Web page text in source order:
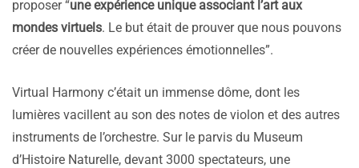
proposer “une expérience unique associant l’art aux
mondes virtuels. Le but était de prouver que nous pouvons
créer de nouvelles expériences émotionnelles”.
Virtual Harmony c’était un immense dôme, dont les
lumières vacillent au son des notes de violon et des autres
instruments de l’orchestre. Sur le parvis du Museum
d’Histoire Naturelle, devant 3000 spectateurs, une